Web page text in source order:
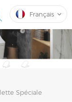
Français
Spéciale